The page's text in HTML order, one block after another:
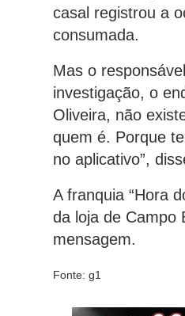
casal registrou a
consumada.
Mas o
investigação, o
Oliveira, não
quem é. Porque
no aplicativo”,
A franquia “Hora
da loja de Campo
mensagem.
Fonte: g1